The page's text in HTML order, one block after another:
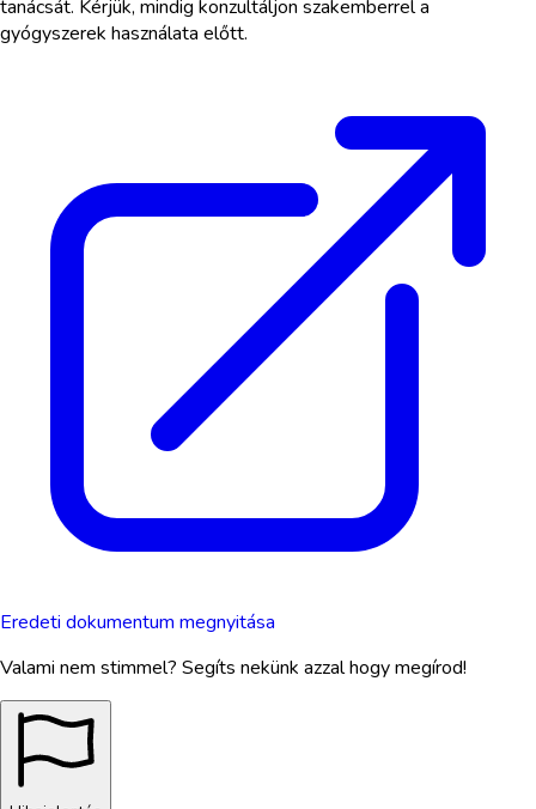
tanácsát. Kérjük, mindig konzultáljon szakemberrel a
gyógyszerek használata előtt.
Eredeti dokumentum megnyitása
Valami nem stimmel? Segíts nekünk azzal hogy megírod!